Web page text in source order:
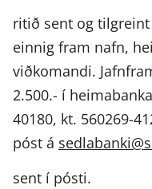
ritið sent og
einnig fram nafn,
viðkomandi.
2.500.- í
40180, kt. 560269-
póst á
sent í pósti.